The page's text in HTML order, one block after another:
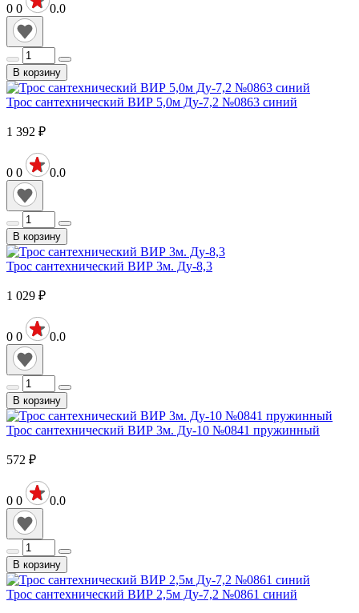
0 0 0.0
В корзину
Трос сантехнический ВИР 5,0м Ду-7,2 №0863 синий
1 392 ₽
0 0 0.0
В корзину
Трос сантехнический ВИР 3м. Ду-8,3
1 029 ₽
0 0 0.0
В корзину
Трос сантехнический ВИР 3м. Ду-10 №0841 пружинный
572 ₽
0 0 0.0
В корзину
Трос сантехнический ВИР 2,5м Ду-7,2 №0861 синий